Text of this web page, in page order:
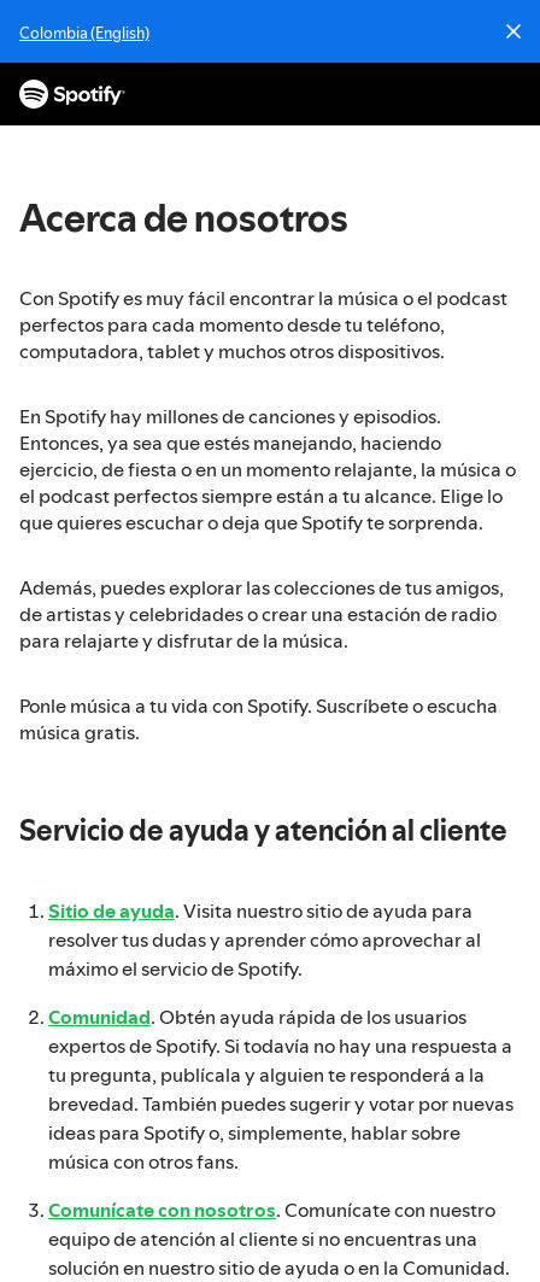
a
Colombia (English)
Acerca de nosotros
Con Spotify es muy fácil encontrar la música o el podcast
perfectos para cada momento desde tu teléfono,
computadora, tablet y muchos otros dispositivos.
En Spotify hay millones de canciones y episodios.
Entonces, ya sea que estés manejando, haciendo
ejercicio, de fiesta o en un momento relajante, la música o
el podcast perfectos siempre están a tu alcance. Elige lo
que quieres escuchar o deja que Spotify te sorprenda.
Además, puedes explorar las colecciones de tus amigos,
de artistas y celebridades o crear una estación de radio
para relajarte y disfrutar de la música.
Ponle música a tu vida con Spotify. Suscríbete o escucha
música gratis.
Servicio de ayuda y atención al cliente
Sitio de ayuda. Visita nuestro sitio de ayuda para
resolver tus dudas y aprender cómo aprovechar al
máximo el servicio de Spotify.
Comunidad. Obtén ayuda rápida de los usuarios
expertos de Spotify. Si todavía no hay una respuesta a
tu pregunta, publícala y alguien te responderá a la
brevedad. También puedes sugerir y votar por nuevas
ideas para Spotify o, simplemente, hablar sobre
música con otros fans.
Comunícate con nosotros. Comunícate con nuestro
equipo de atención al cliente si no encuentras una
solución en nuestro sitio de ayuda o en la Comunidad.